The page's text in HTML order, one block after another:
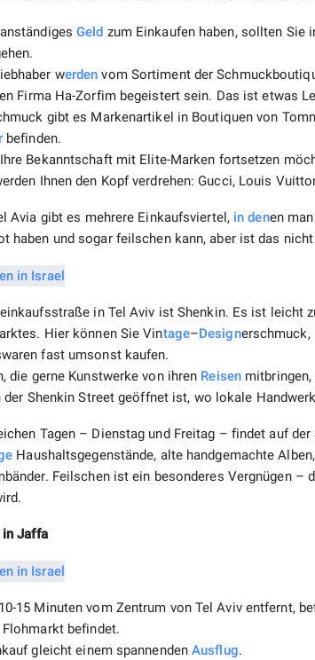
Geld zum Einkaufen haben, sollten Sie
werden vom Sortiment der
Firma Ha-Zorfim begeistert sein. Das ist etwas
gibt es Markenartikel in Boutiquen von
befinden.
Bekanntschaft mit Elite-Marken fortsetzen
Ihnen den Kopf verdrehen: Gucci, Louis
Avia gibt es mehrere Einkaufsviertel, in denen
haben und sogar feilschen kann, aber ist das
in Tel Aviv ist Shenkin. Es ist leicht
Hier können Sie Vintage–Designerschmuck,
fast umsonst kaufen.
die gerne Kunstwerke von ihren Reisenmitbringen,
Shenkin Street geöffnet ist, wo lokale
Tagen – Dienstag und Freitag – findet auf
Haushaltsgegenstände, alte handgemachte
Feilschen ist ein besonderes Vergnügen
in Jaffa
15 Minuten vom Zentrum von Tel Aviv entfernt,
Flohmarkt befindet.
gleicht einem spannenden Ausflug.